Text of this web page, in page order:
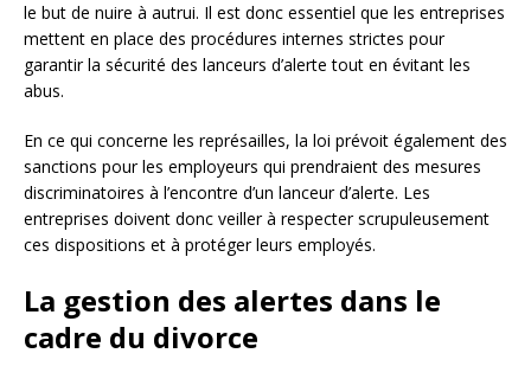
le but de nuire à autrui. Il est donc essentiel que les entreprises
mettent en place des procédures internes strictes pour
garantir la sécurité des lanceurs d’alerte tout en évitant les
abus.
En ce qui concerne les représailles, la loi prévoit également des
sanctions pour les employeurs qui prendraient des mesures
discriminatoires à l’encontre d’un lanceur d’alerte. Les
entreprises doivent donc veiller à respecter scrupuleusement
ces dispositions et à protéger leurs employés.
La gestion des alertes dans le
cadre du divorce